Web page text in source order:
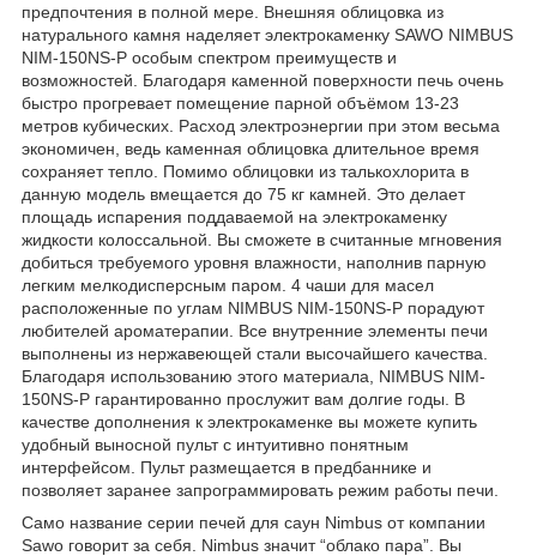
предпочтения в полной мере. Внешняя облицовка из
натурального камня наделяет электрокаменку SAWO NIMBUS
NIM-150NS-P особым спектром преимуществ и
возможностей. Благодаря каменной поверхности печь очень
быстро прогревает помещение парной объёмом 13-23
метров кубических. Расход электроэнергии при этом весьма
экономичен, ведь каменная облицовка длительное время
сохраняет тепло. Помимо облицовки из талькохлорита в
данную модель вмещается до 75 кг камней. Это делает
площадь испарения поддаваемой на электрокаменку
жидкости колоссальной. Вы сможете в считанные мгновения
добиться требуемого уровня влажности, наполнив парную
легким мелкодисперсным паром. 4 чаши для масел
расположенные по углам NIMBUS NIM-150NS-P порадуют
любителей ароматерапии. Все внутренние элементы печи
выполнены из нержавеющей стали высочайшего качества.
Благодаря использованию этого материала, NIMBUS NIM-
150NS-P гарантированно прослужит вам долгие годы. В
качестве дополнения к электрокаменке вы можете купить
удобный выносной пульт с интуитивно понятным
интерфейсом. Пульт размещается в предбаннике и
позволяет заранее запрограммировать режим работы печи.
Само название серии печей для саун Nimbus от компании
Sawo говорит за себя. Nimbus значит “облако пара”. Вы